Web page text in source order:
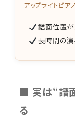
アップライトピアノ
譜面位置
長時間の
■ 実は“譜
る